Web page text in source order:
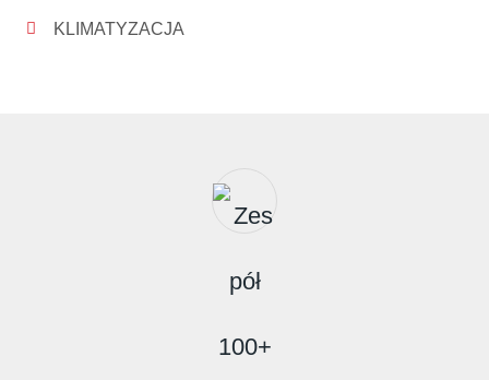
KLIMATYZACJA